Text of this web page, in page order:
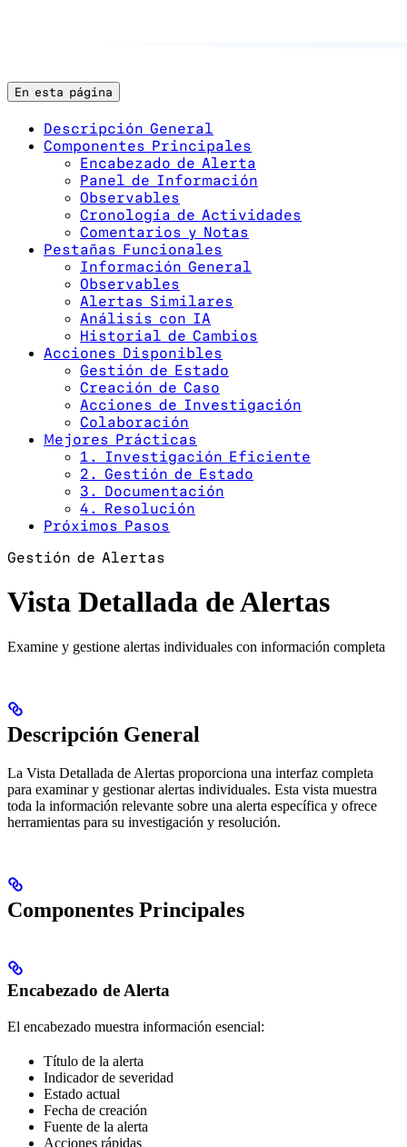
En esta página
Descripción General
Componentes Principales
Encabezado de Alerta
Panel de Información
Observables
Cronología de Actividades
Comentarios y Notas
Pestañas Funcionales
Información General
Observables
Alertas Similares
Análisis con IA
Historial de Cambios
Acciones Disponibles
Gestión de Estado
Creación de Caso
Acciones de Investigación
Colaboración
Mejores Prácticas
1. Investigación Eficiente
2. Gestión de Estado
3. Documentación
4. Resolución
Próximos Pasos
Gestión de Alertas
Vista Detallada de Alertas
Examine y gestione alertas individuales con información completa
Descripción General
La Vista Detallada de Alertas proporciona una interfaz completa
para examinar y gestionar alertas individuales. Esta vista muestra
toda la información relevante sobre una alerta específica y ofrece
herramientas para su investigación y resolución.
Componentes Principales
Encabezado de Alerta
El encabezado muestra información esencial:
Título de la alerta
Indicador de severidad
Estado actual
Fecha de creación
Fuente de la alerta
Acciones rápidas